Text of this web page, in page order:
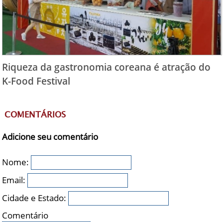
Riqueza da gastronomia coreana é atração do
K-Food Festival
COMENTÁRIOS
Adicione seu comentário
Nome:
Email:
Cidade e Estado:
Comentário